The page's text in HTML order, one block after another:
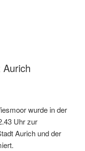
wurde in der
Uhr zur
Aurich und der